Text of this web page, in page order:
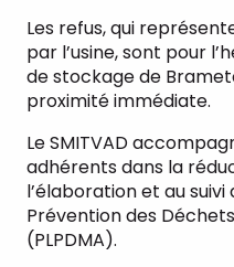
Les refus, qui
par l’usine, sont pour
de stockage de
proximité immédiate.
Le SMITVAD
adhérents dans la
l’élaboration et au
Prévention des
(PLPDMA).